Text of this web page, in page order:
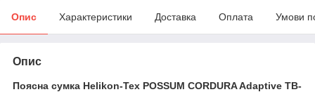
Опис Характеристики Доставка Оплата Умови
Опис
Поясна сумка Helikon-Tex POSSUM CORDURA Adaptive TB-